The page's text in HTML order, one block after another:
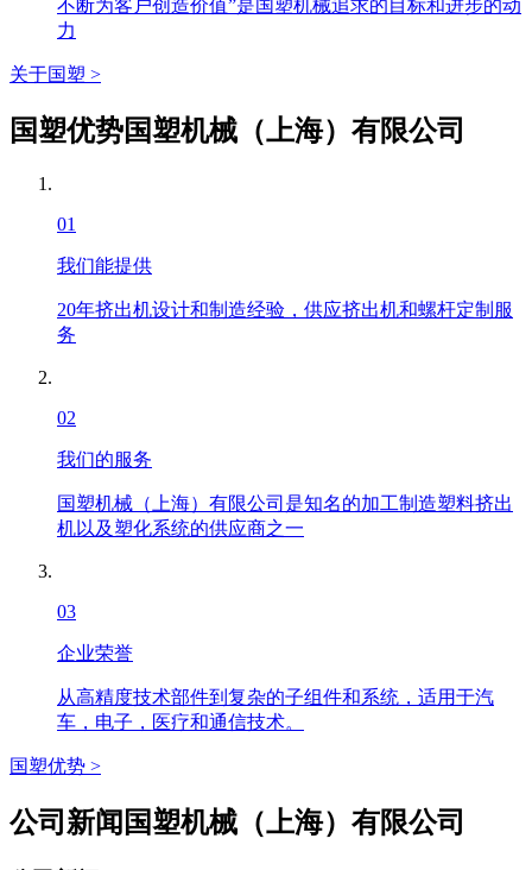
不断为客户创造价值”是国塑机械追求的目标和进步的动
力
关于国塑 >
国塑优势国塑机械（上海）有限公司
01
我们能提供
20年挤出机设计和制造经验，供应挤出机和螺杆定制服
务
02
我们的服务
国塑机械（上海）有限公司是知名的加工制造塑料挤出
机以及塑化系统的供应商之一
03
企业荣誉
从高精度技术部件到复杂的子组件和系统，适用于汽
车，电子，医疗和通信技术。
国塑优势 >
公司新闻 国塑机械（上海）有限公司